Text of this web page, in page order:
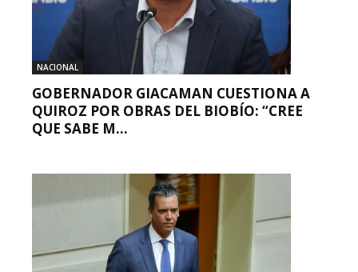
NACIONAL
GOBERNADOR GIACAMAN CUESTIONA A
QUIROZ POR OBRAS DEL BIOBÍO: “CREE
QUE SABE M...